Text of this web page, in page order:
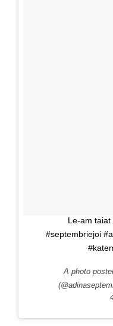
Le-am
#septembriejoi
A photo